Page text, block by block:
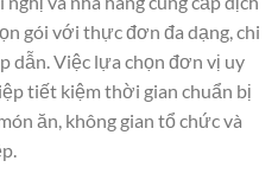
gói với thực đơn đa dạng, chi
dẫn. Việc lựa chọn đơn vị uy
tiết kiệm thời gian chuẩn bị
ăn, không gian tổ chức và